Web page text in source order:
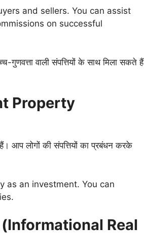
and sellers. You can assist
on successful
वाली संपत्तियों के साथ मिला सकते हैं
Property
आप लोगों की संपत्तियों का प्रबंधन करके
as an investment. You can
(Informational Real